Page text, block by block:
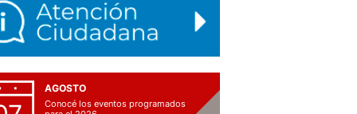
AGOSTO
Conocé los eventos programados